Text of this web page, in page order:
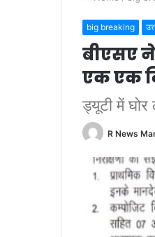
big breaking
बीएसए
एक एक
ड्यूटी में घोर
R News